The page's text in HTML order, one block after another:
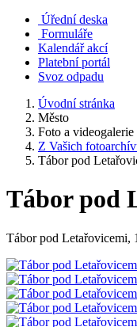
Úřední deska
Formuláře
Kalendář akcí
Platební portál
Svoz odpadu
Úvodní stránka
Město
Foto a videogalerie
Z Vašich
Tábor pod
Tábor pod
Tábor pod Letařovicemi,